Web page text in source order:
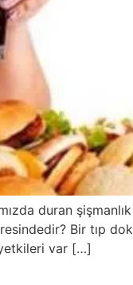
duran
Bir tıp
yetkileri var […]